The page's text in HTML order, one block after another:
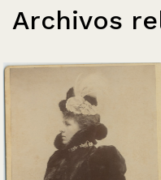
Archivos